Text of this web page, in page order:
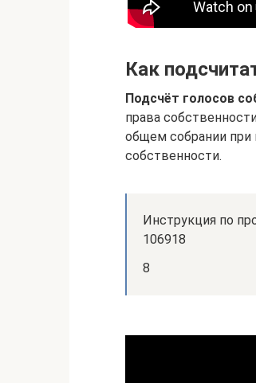
Как
Подсчёт голосов
права
общем собрании при
собственности.
Инструкция по
106918
8